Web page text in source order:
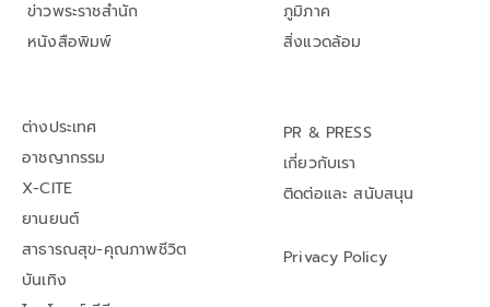
ข่าวพระราชสำนัก
หนังสือพิมพ์
ภูมิภาค
สิ่งแวดล้อม
ต่างประเทศ
อาชญากรรม
X-CITE
ยานยนต์
สาธารณสุข-คุณภาพชีวิต
บันเทิง
PR & PRESS
เกี่ยวกับเรา
ติดต่อและ สนับสนุน
Privacy Policy